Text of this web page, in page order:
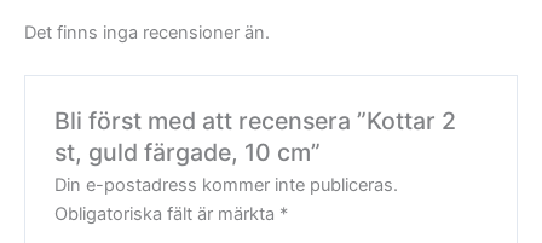
Det finns inga recensioner än.
Bli först med att recensera ”Kottar 2
st, guld färgade, 10 cm”
Din e-postadress kommer inte publiceras.
Obligatoriska fält är märkta *